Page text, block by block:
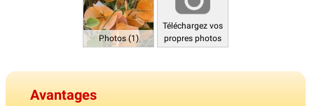
Photos (1)
Téléchargez vos
propres photos
Avantages